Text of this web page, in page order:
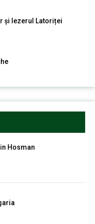
și Iezerul Latoriței
Hosman